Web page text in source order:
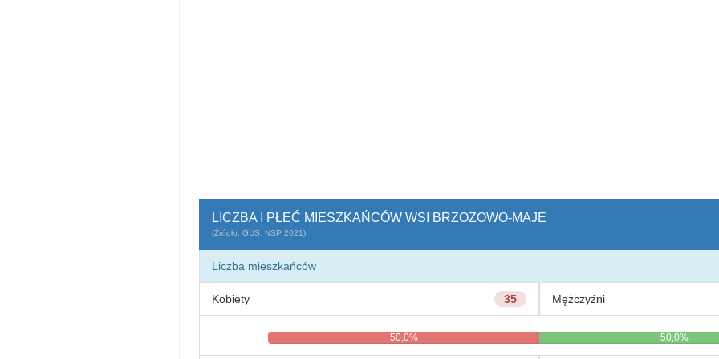
LICZBA I PŁEĆ MIESZKAŃCÓW WSI BRZOZOWO-MAJE
(Źródło: GUS, NSP 2021)
Liczba mieszkańców
35
Kobiety Mężczyźni
50,0% 50,0%